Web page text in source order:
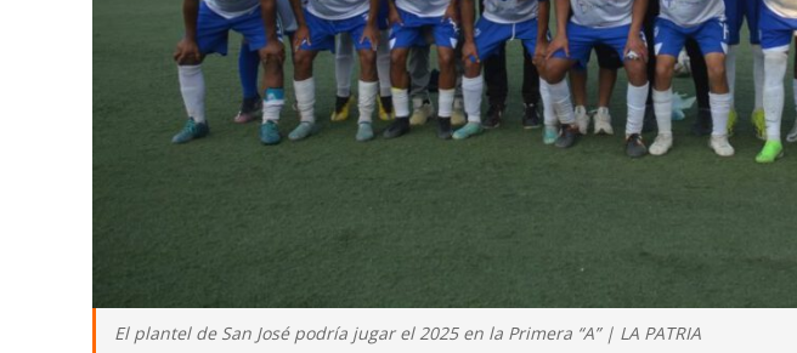
El plantel de San José podría jugar el 2025 en la Primera “A” | LA PATRIA